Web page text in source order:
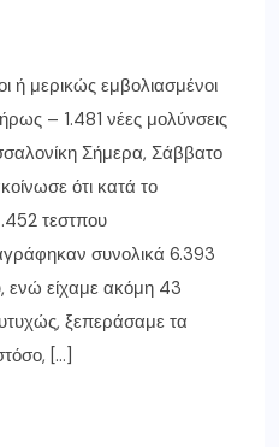
ή μερικώς εμβολιασμένοι
– 1.481 νέες μολύνσεις
Σήμερα, Σάββατο
ότι κατά το
τεστπου
συνολικά 6.393
ενώ είχαμε ακόμη 43
ξεπεράσαμε τα
[…]